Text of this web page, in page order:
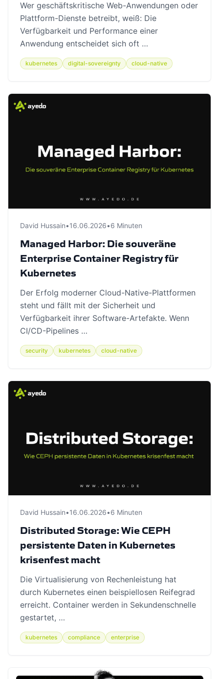
Wer geschäftskritische Web-Anwendungen oder
Plattform-Dienste betreibt, weiß: Die
Verfügbarkeit und Performance einer
Anwendung entscheidet sich oft …
kubernetes digital-sovereignty cloud-native
David Hussain•16.06.2026•6 Minuten
Managed Harbor: Die souveräne
Enterprise Container Registry für
Kubernetes
Der Erfolg moderner Cloud-Native-Plattformen
steht und fällt mit der Sicherheit und
Verfügbarkeit ihrer Software-Artefakte. Wenn
CI/CD-Pipelines …
security kubernetes cloud-native
David Hussain•16.06.2026•6 Minuten
Distributed Storage: Wie CEPH
persistente Daten in Kubernetes
krisenfest macht
Die Virtualisierung von Rechenleistung hat
durch Kubernetes einen beispiellosen Reifegrad
erreicht. Container werden in Sekundenschnelle
gestartet, …
kubernetes compliance enterprise